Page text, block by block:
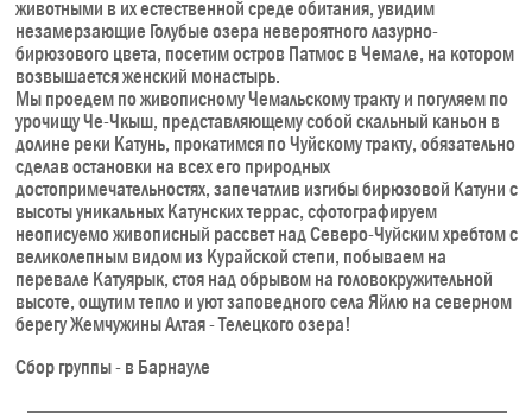
животными в их естественной среде обитания, увидим
незамерзающие Голубые озера невероятного лазурно-
бирюзового цвета, посетим остров Патмос в Чемале, на котором
возвышается женский монастырь.
Мы проедем по живописному Чемальскому тракту и погуляем по
урочищу Че-Чкыш, представляющему собой скальный каньон в
долине реки Катунь, прокатимся по Чуйскому тракту, обязательно
сделав остановки на всех его природных
достопримечательностях, запечатлив изгибы бирюзовой Катуни с
высоты уникальных Катунских террас, сфотографируем
неописуемо живописный рассвет над Северо-Чуйским хребтом с
великолепным видом из Курайской степи, побываем на
перевале Катуярык, стоя над обрывом на головокружительной
высоте, ощутим тепло и уют заповедного села Яйлю на северном
берегу Жемчужины Алтая - Телецкого озера!
Сбор группы - в Барнауле